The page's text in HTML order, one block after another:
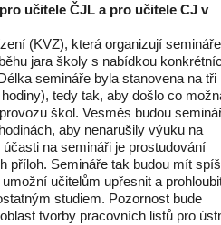
učitele ČJL a pro učitele CJ v
(KVZ), která organizují
jara školy s nabídkou
semináře byla stanovena na tři
tedy tak, aby došlo co
škol. Vesměs budou
aby nenarušily výuku na
na semináři je prostudování
příloh. Semináře tak budou mít
učitelům upřesnit a
studiem. Pozornost bude
tvorby pracovních listů pro